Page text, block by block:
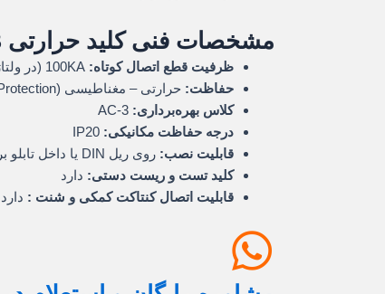
مشخصات فنی کلید حرارتی Himel
ظرفیت قطع اتصال کوتاه:
حفاظت: حرارتی – مغناطیسی (Thermal Magnetic Protection)
کلاس بهره‌برداری:
درجه حفاظت مکانیکی:
قابلیت نصب: روی ریل DIN یا داخل تابلو برق
کلید تست و ریست دستی: دارد
قابلیت اتصال کنتاکت کمکی و شنت : دارد